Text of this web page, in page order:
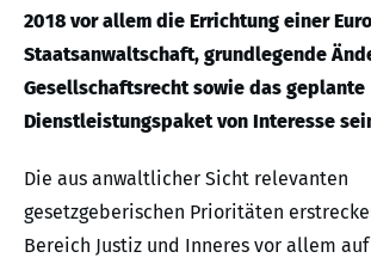
2018 vor allem die Errichtung einer
Staatsanwaltschaft, grundlegende
Gesellschaftsrecht sowie das geplante
Dienstleistungspaket von Interesse
Die aus anwaltlicher Sicht relevanten
gesetzgeberischen Prioritäten
Bereich Justiz und Inneres vor allem